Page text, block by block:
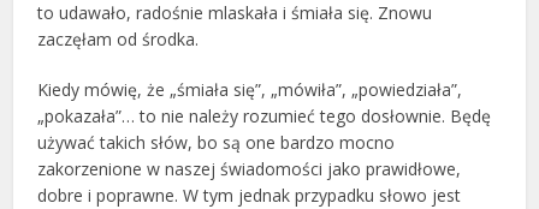
to udawało, radośnie mlaskała i śmiała się. Znowu
zaczęłam od środka.
Kiedy mówię, że „śmiała się”, „mówiła”, „powiedziała”,
„pokazała”… to nie należy rozumieć tego dosłownie. Będę
używać takich słów, bo są one bardzo mocno
zakorzenione w naszej świadomości jako prawidłowe,
dobre i poprawne. W tym jednak przypadku słowo jest